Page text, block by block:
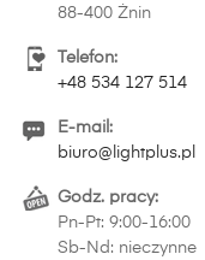
88-400 Żnin
Telefon:
+48 534 127 514
E-mail:
biuro@lightplus.pl
Godz. pracy:
Pn-Pt: 9:00-16:00
Sb-Nd: nieczynne